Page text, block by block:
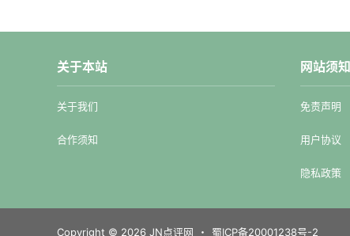
关于本站
关于我们
合作须知
网站须知
免责声明
用户协议
隐私政策
Copyright © 2026 JN点评网 ・ 蜀ICP备20001238号-2